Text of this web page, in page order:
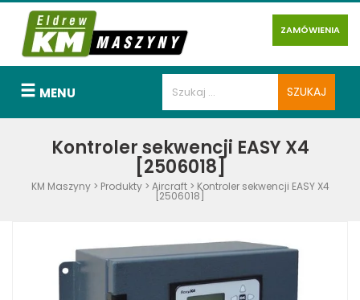
ZAMÓWIENIA
MENU
Kontroler sekwencji EASY X4
[2506018]
KM Maszyny> Produkty> Aircraft> Kontroler sekwencji EASY X4
[2506018]